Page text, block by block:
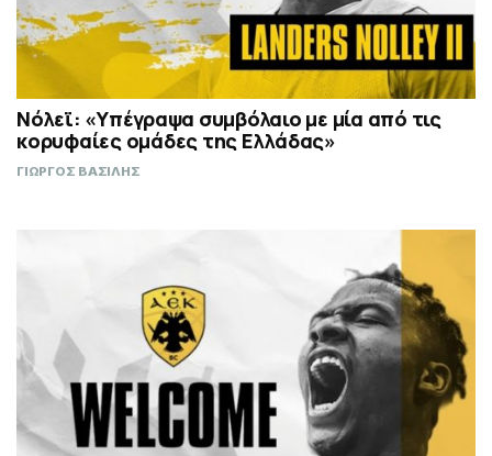
Νόλεϊ: «Υπέγραψα συμβόλαιο με μία από τις
κορυφαίες ομάδες της Ελλάδας»
ΓΙΩΡΓΟΣ ΒΑΣΙΛΗΣ